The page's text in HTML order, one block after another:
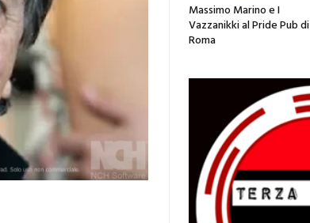
Massimo Marino e I
Vazzanikki al Pride Pub di
Roma